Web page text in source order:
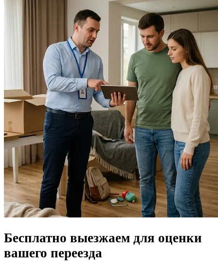
Бесплатно выезжаем для оценки
вашего переезда